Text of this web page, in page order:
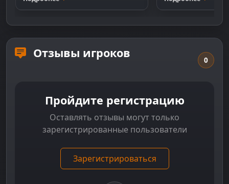
Отзывы игроков 0
Пройдите регистрацию
Оставлять отзывы могут только
зарегистрированные пользователи
Зарегистрироваться